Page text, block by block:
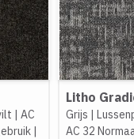
| AC
|
Litho
Grijs |
AC 32